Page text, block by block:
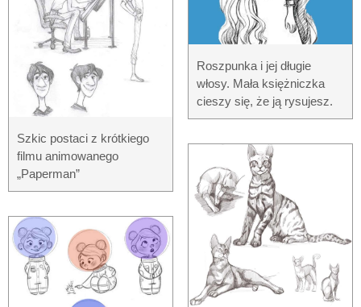
Szkic postaci z krótkiego
filmu animowanego
„Paperman”
Roszpunka i jej długie
włosy. Mała księżniczka
cieszy się, że ją rysujesz.